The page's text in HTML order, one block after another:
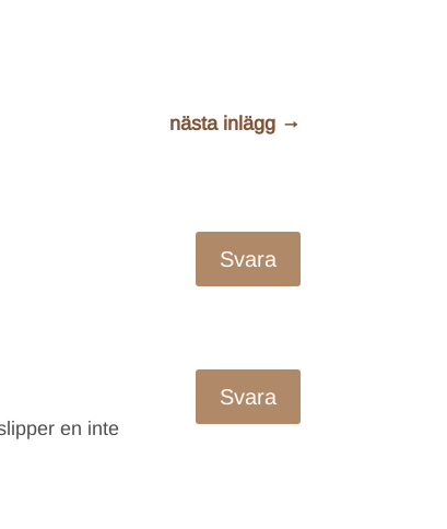
nästa inlägg→
Svara
en inte
Svara